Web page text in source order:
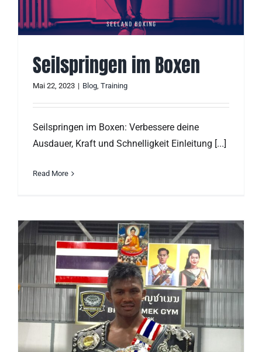
Seilspringen im Boxen
Mai 22, 2023 | Blog, Training
Seilspringen im Boxen: Verbessere deine
Ausdauer, Kraft und Schnelligkeit Einleitung [...]
Read More